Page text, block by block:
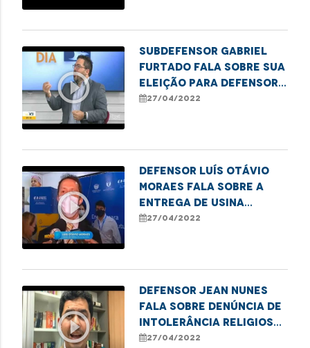
play_circle_outline
Subdefensor Gabriel
Furtado fala sobre sua
eleição para defensor-
geral, prioridades do
sobre os serviços
27/04/2022
play_circle_outline
Defensor Luís Otávio
Moraes fala sobre a
entrega de usina
elétrica para o
27/04/2022
play_circle_outline
Defensor Jean Nunes
fala sobre denúncia de
intolerância religiosa
em São Luís
27/04/2022